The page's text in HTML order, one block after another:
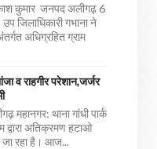
कुमार जनपद अलीगढ़ 6
जिलाधिकारी गभाना ने
अधिग्रहित ग्राम
व राहगीर परेशान,जर्जर
महानगर: थाना गांधी पार्क
द्वारा अतिक्रमण हटाओ
जा रहा है। आज...